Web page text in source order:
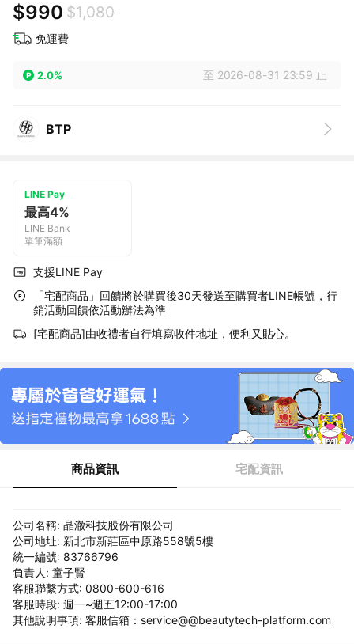
$990 $1,080
免運費
2.0% 至 2026-08-31 23:59 止
BTP
LINE Pay
最高4%
LINE Bank
單筆滿額
支援LINE Pay
「宅配商品」回饋將於購買後30天發送至購買者LINE帳號，行
銷活動回饋依活動辦法為準
[宅配商品]由收禮者自行填寫收件地址，便利又貼心。
商品資訊 宅配資訊
公司名稱: 晶澈科技股份有限公司
公司地址: 新北市新莊區中原路558號5樓
統一編號: 83766796
負責人: 童子賢
客服聯繫方式: 0800-600-616
客服時段: 週一~週五12:00-17:00
其他說明事項: 客服信箱：service@@beautytech-platform.com